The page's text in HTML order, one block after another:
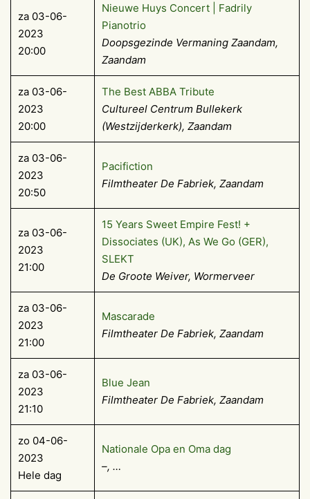
za 03-06-
2023
20:00
Nieuwe Huys Concert | Fadrily
Pianotrio
Doopsgezinde Vermaning Zaandam,
Zaandam
za 03-06-
2023
20:00
The Best ABBA Tribute
Cultureel Centrum Bullekerk
(Westzijderkerk), Zaandam
za 03-06-
2023
20:50
Pacifiction
Filmtheater De Fabriek, Zaandam
za 03-06-
2023
21:00
15 Years Sweet Empire Fest! +
Dissociates (UK), As We Go (GER),
SLEKT
De Groote Weiver, Wormerveer
za 03-06-
2023
21:00
Mascarade
Filmtheater De Fabriek, Zaandam
za 03-06-
2023
21:10
Blue Jean
Filmtheater De Fabriek, Zaandam
zo 04-06-
2023
Hele dag
Nationale Opa en Oma dag
–, …